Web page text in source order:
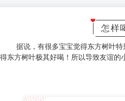
怎样
据说，有很多宝宝觉得东方树叶
得东方树叶极其好喝！所以导致友谊的